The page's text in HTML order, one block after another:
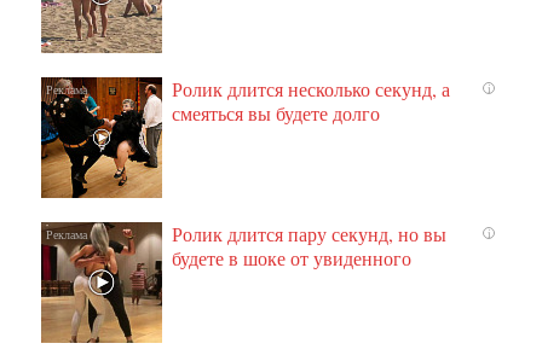
i
Ролик длится несколько секунд, а
смеяться вы будете долго
i
Ролик длится пару секунд, но вы
будете в шоке от увиденного